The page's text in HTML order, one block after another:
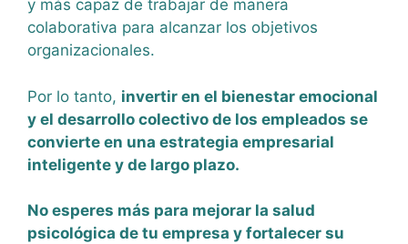
y más capaz de trabajar de manera
colaborativa para alcanzar los objetivos
organizacionales.
Por lo tanto, invertir en el bienestar emocional
y el desarrollo colectivo de los empleados se
convierte en una estrategia empresarial
inteligente y de largo plazo.
No esperes más para mejorar la salud
psicológica de tu empresa y fortalecer su